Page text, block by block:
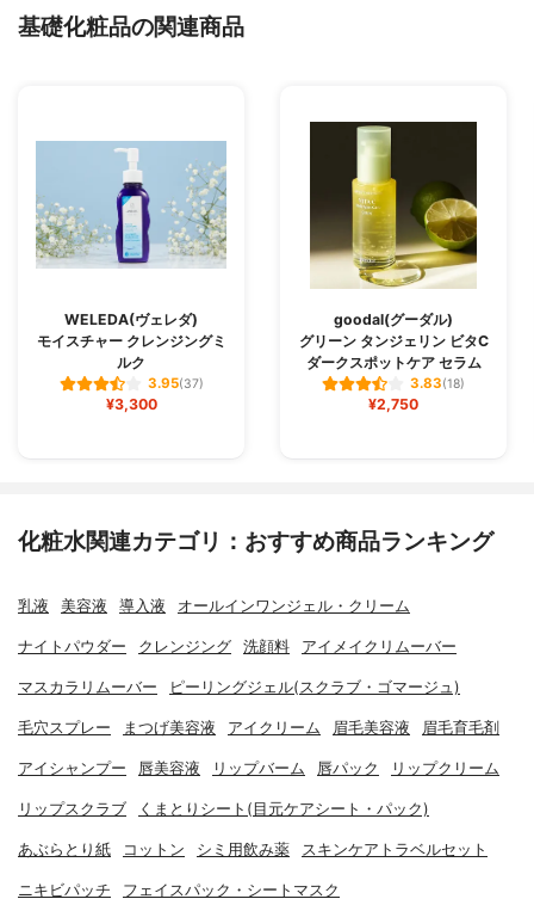
基礎化粧品の関連商品
WELEDA(ヴェレダ)
モイスチャー クレンジングミ
ルク
3.95(37)
¥3,300
goodal(グーダル)
グリーン タンジェリン ビタC
ダークスポットケア セラム
3.83(18)
¥2,750
化粧水関連カテゴリ：おすすめ商品ランキング
乳液 美容液 導入液 オールインワンジェル・クリーム
ナイトパウダー クレンジング 洗顔料 アイメイクリムーバー
マスカラリムーバー ピーリングジェル(スクラブ・ゴマージュ)
毛穴スプレー まつげ美容液 アイクリーム 眉毛美容液 眉毛育毛剤
アイシャンプー 唇美容液 リップバーム 唇パック リップクリーム
リップスクラブ くまとりシート(目元ケアシート・パック)
あぶらとり紙 コットン シミ用飲み薬 スキンケアトラベルセット
ニキビパッチ フェイスパック・シートマスク